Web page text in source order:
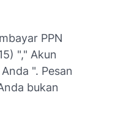
PPN
"," Akun
". Pesan
bukan